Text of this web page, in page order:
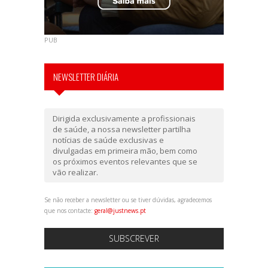
PUB
NEWSLETTER DIÁRIA
Dirigida exclusivamente a profissionais
de saúde, a nossa newsletter partilha
notícias de saúde exclusivas e
divulgadas em primeira mão, bem como
os próximos eventos relevantes que se
vão realizar.
Se não receber a newsletter ou se tiver dúvidas, agradecemos
que nos contacte: geral@justnews.pt
SUBSCREVER